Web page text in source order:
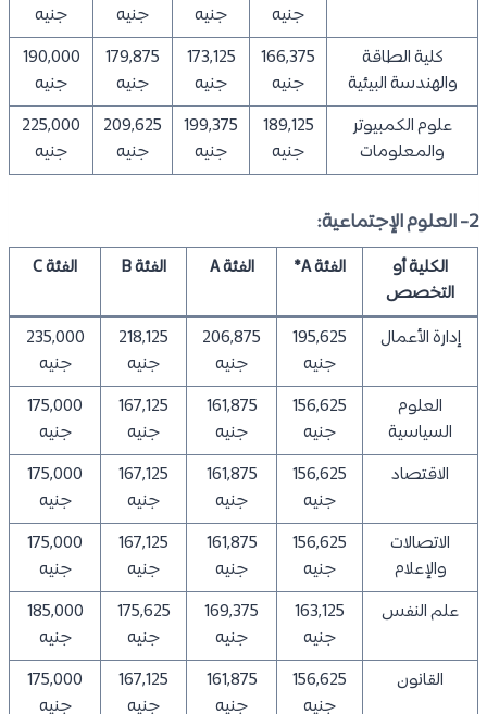
جنيه
جنيه
جنيه
جنيه
كلية الطاقة
والهندسة البيئية
166,375
جنيه
173,125
جنيه
179,875
جنيه
190,000
جنيه
علوم الكمبيوتر
والمعلومات
189,125
جنيه
199,375
جنيه
209,625
جنيه
225,000
جنيه
2- العلوم الإجتماعية:
الكلية أو
التخصص
الفئة A* الفئة A الفئة B الفئة C
إدارة الأعمال
195,625
جنيه
206,875
جنيه
218,125
جنيه
235,000
جنيه
العلوم
السياسية
156,625
جنيه
161,875
جنيه
167,125
جنيه
175,000
جنيه
الاقتصاد
156,625
جنيه
161,875
جنيه
167,125
جنيه
175,000
جنيه
الاتصالات
والإعلام
156,625
جنيه
161,875
جنيه
167,125
جنيه
175,000
جنيه
علم النفس
163,125
جنيه
169,375
جنيه
175,625
جنيه
185,000
جنيه
القانون
156,625
جنيه
161,875
جنيه
167,125
جنيه
175,000
جنيه